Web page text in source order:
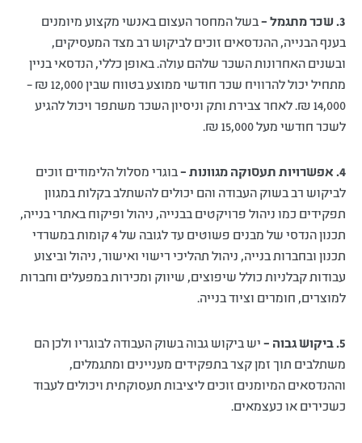
3. שכר מתגמל –
בשל המחסר העצום באנשי מקצוע מיומנים
בענף הבנייה, ההנדסאים זוכים לביקוש רב מצד המעסיקים,
ובשנים האחרונות השכר שלהם עולה. באופן כללי, הנדסאי בניין
מתחיל יכול להרוויח שכר חודשי ממוצע בטווח שבין 12,000 ₪ –
14,000 ₪. לאחר צבירת ותק וניסיון השכר משתפר ויכול להגיע
לשכר חודשי מעל 15,000 ₪.
4. אפשרויות תעסוקה מגוונות –
בוגרי מסלול הלימודים זוכים
לביקוש רב בשוק העבודה והם יכולים להשתלב בקלות במגוון
תפקידים כמו ניהול פרויקטים בבנייה, ניהול ופיקוח באתרי בנייה,
תכנון הנדסי של מבנים פשוטים עד לגובה של 4 קומות במשרדי
תכנון ובחברות בנייה, ניהול תהליכי רישוי ואישור, ניהול וביצוע
עבודות קבלניות כולל שיפוצים, שיווק ומכירות במפעלים וחברות
למוצרים, חומרים וציוד בנייה.
5. ביקוש גבוה –
יש ביקוש גבוה בשוק העבודה לבוגריו ולכן הם
משתלבים תוך זמן קצר בתפקידים מעניינים ומתגמלים,
וההנדסאים המיומנים זוכים ליציבות תעסוקתית ויכולים לעבוד
כשכירים או כעצמאים.